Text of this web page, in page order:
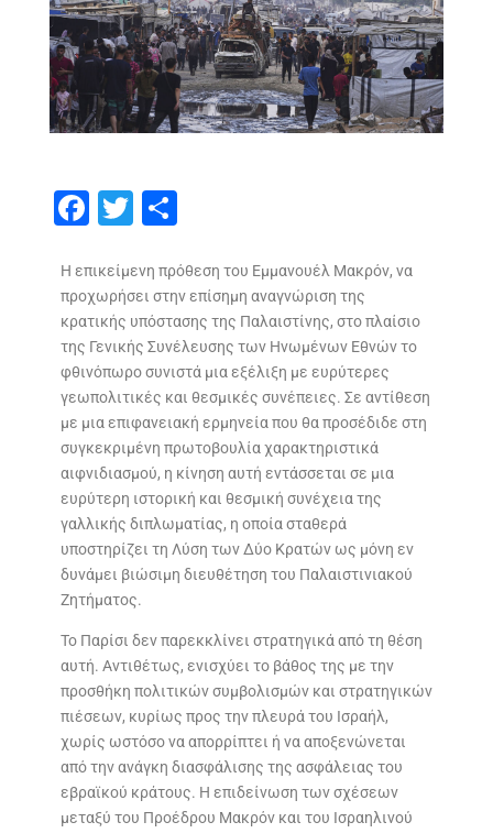
F
e
b
o
o
k
T
itt
er
S
ar
e
Η επικείμενη πρόθεση του Εμμανουέλ Μακρόν, να
προχωρήσει στην επίσημη αναγνώριση της
κρατικής υπόστασης της Παλαιστίνης, στο πλαίσιο
της Γενικής Συνέλευσης των Ηνωμένων Εθνών το
φθινόπωρο συνιστά μια εξέλιξη με ευρύτερες
γεωπολιτικές και θεσμικές συνέπειες. Σε αντίθεση
με μια επιφανειακή ερμηνεία που θα προσέδιδε στη
συγκεκριμένη πρωτοβουλία χαρακτηριστικά
αιφνιδιασμού, η κίνηση αυτή εντάσσεται σε μια
ευρύτερη ιστορική και θεσμική συνέχεια της
γαλλικής διπλωματίας, η οποία σταθερά
υποστηρίζει τη Λύση των Δύο Κρατών ως μόνη εν
δυνάμει βιώσιμη διευθέτηση του Παλαιστινιακού
Ζητήματος.
Το Παρίσι δεν παρεκκλίνει στρατηγικά από τη θέση
αυτή. Αντιθέτως, ενισχύει το βάθος της με την
προσθήκη πολιτικών συμβολισμών και στρατηγικών
πιέσεων, κυρίως προς την πλευρά του Ισραήλ,
χωρίς ωστόσο να απορρίπτει ή να αποξενώνεται
από την ανάγκη διασφάλισης της ασφάλειας του
εβραϊκού κράτους. Η επιδείνωση των σχέσεων
μεταξύ του Προέδρου Μακρόν και του Ισραηλινού